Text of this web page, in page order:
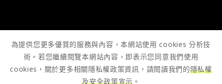
為提供您更多優質的服務與內容，本網站使用 cookies 分析技
術。若您繼續閱覽本網站內容，即表示您同意我們使用
cookies，關於更多相關隱私權政策資訊，請閱讀我們的隱私權
及安全政策宣示 。